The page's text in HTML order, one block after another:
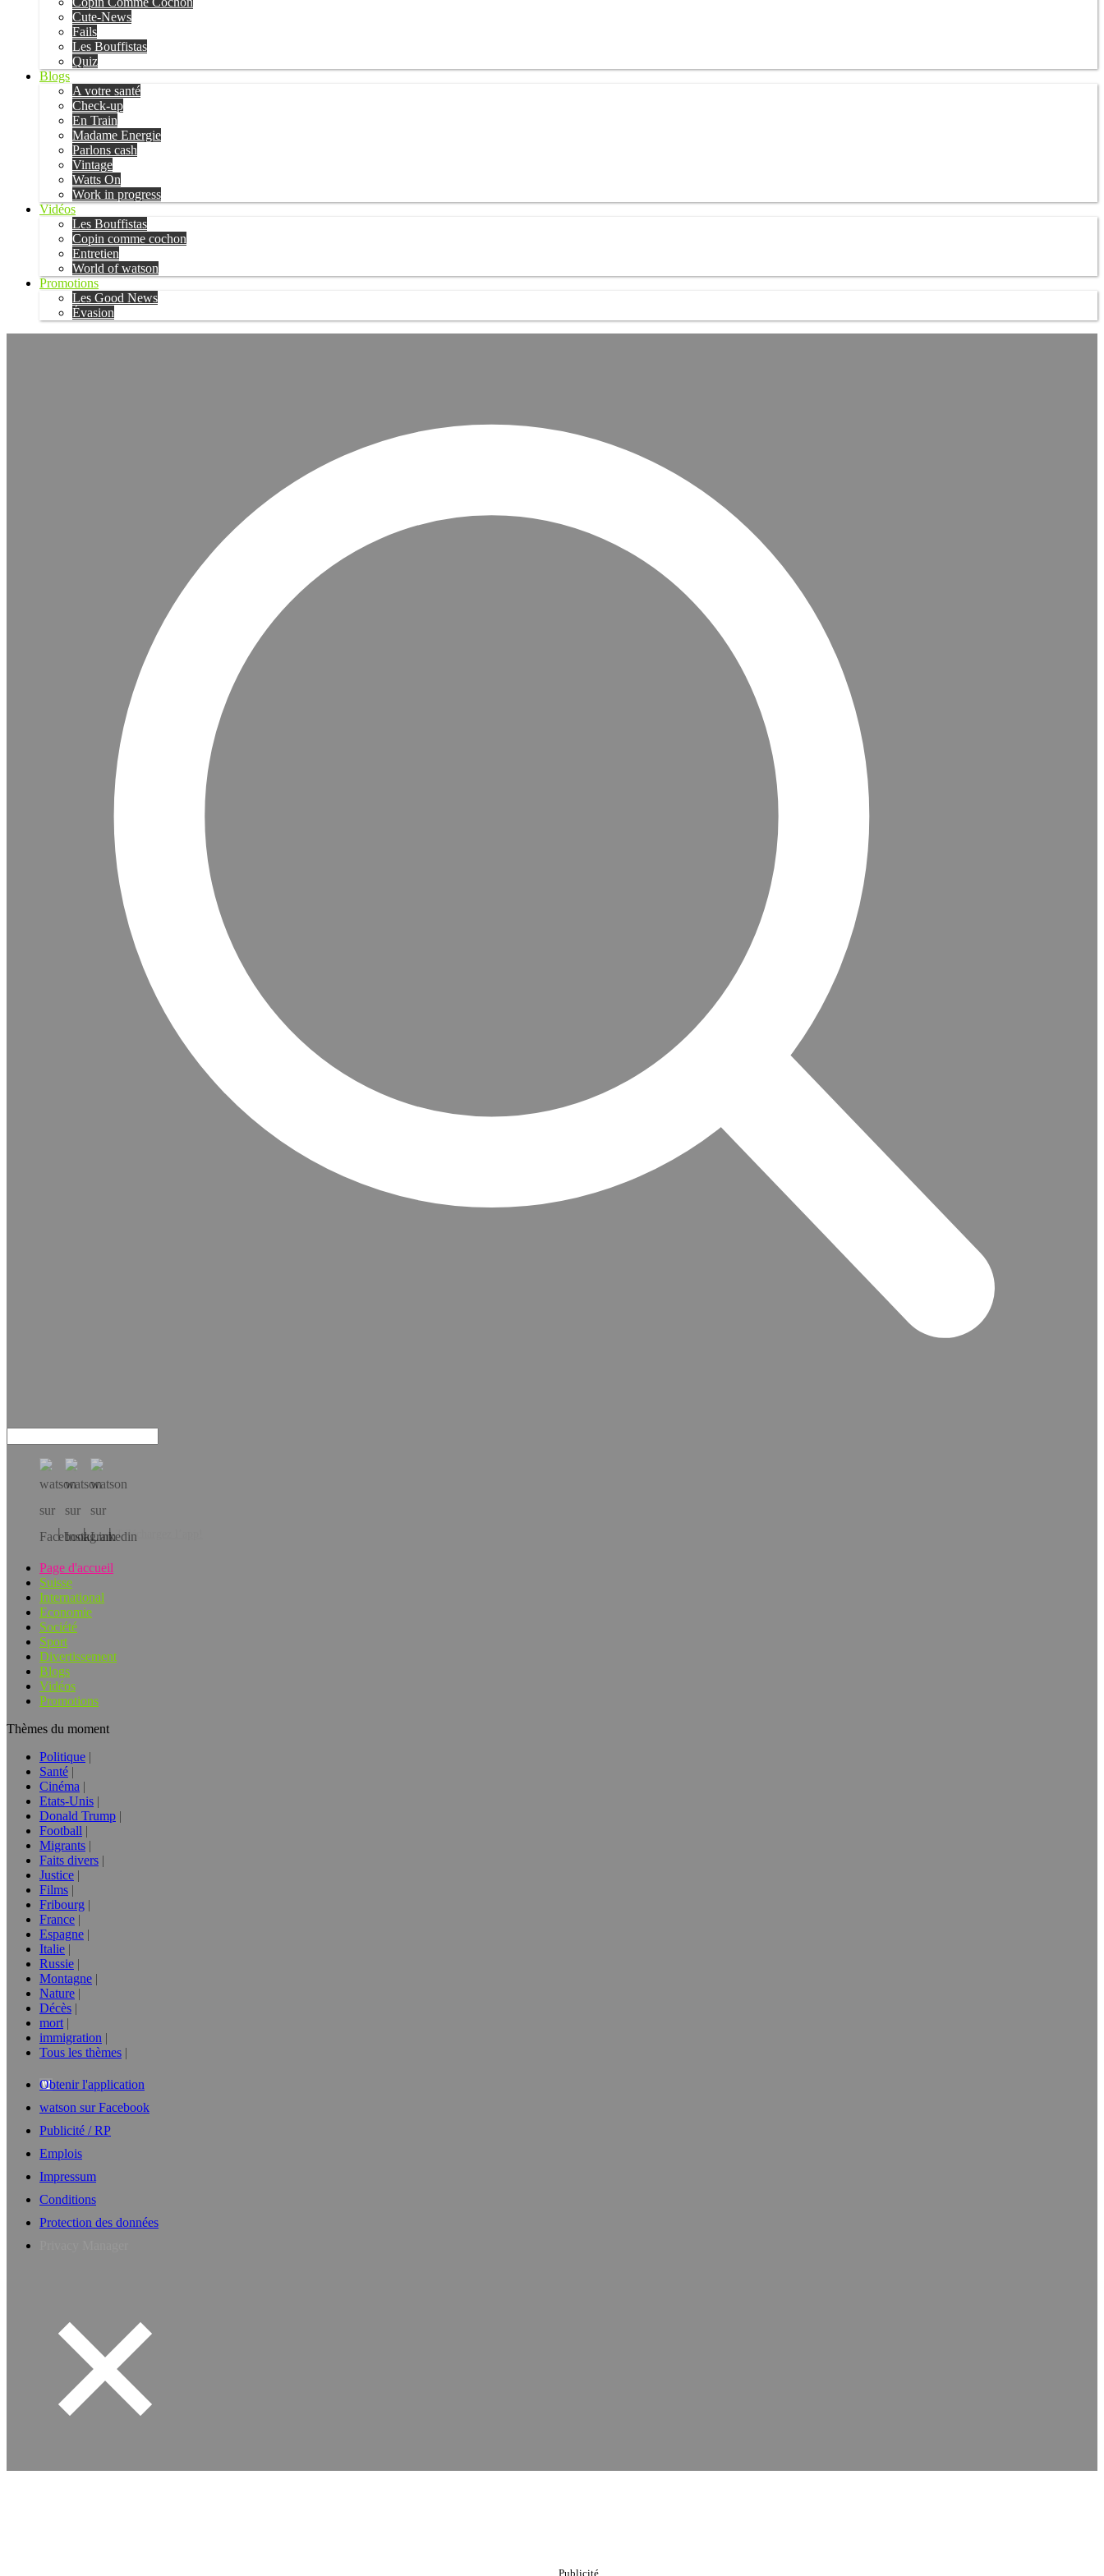
Cute-News
Fails
Les Bouffistas
Quiz
Blogs
A votre santé
Check-up
En Train
Madame Energie
Parlons cash
Vintage
Watts On
Work in progress
Vidéos
Les Bouffistas
Copin comme cochon
Entretien
World of watson
Promotions
Les Good News
Évasion
Téléchargez l’app!
Page d'accueil
Suisse
International
Economie
Société
Sport
Divertissement
Blogs
Vidéos
Promotions
Thèmes du moment
Politique
Santé
Cinéma
Etats-Unis
Donald Trump
Football
Migrants
Faits divers
Justice
Films
Fribourg
France
Espagne
Italie
Russie
Montagne
Nature
Décès
mort
immigration
Tous les thèmes
Obtenir l'application
watson sur Facebook
Publicité / RP
Emplois
Impressum
Conditions
Protection des données